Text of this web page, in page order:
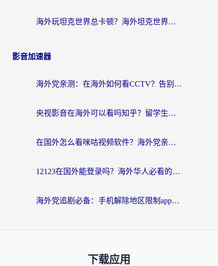
海外玩坦克世界总卡顿？海外坦克世界加速器有哪些？实测好用的选择在这里
影音加速器
海外党亲测：在海外如何看CCTV？告别“仅限大陆播放”的实用指南
央视影音在海外可以看吗知乎？留学生亲测：3步解决地域限制+追剧自由
在国外怎么看咪咕视频软件？海外党亲测有效的回国加速方案
12123在国外能登录吗？海外华人必看的回国加速实用指南
海外党追剧必备：手机解除地区限制app怎么选？解决央视视频&国内剧地区限制全指南
下载应用